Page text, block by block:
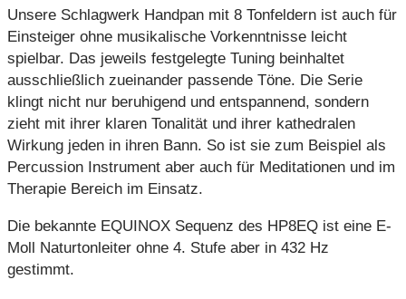
Unsere Schlagwerk Handpan mit 8 Tonfeldern ist auch für
Einsteiger ohne musikalische Vorkenntnisse leicht
spielbar. Das jeweils festgelegte Tuning beinhaltet
ausschließlich zueinander passende Töne. Die Serie
klingt nicht nur beruhigend und entspannend, sondern
zieht mit ihrer klaren Tonalität und ihrer kathedralen
Wirkung jeden in ihren Bann. So ist sie zum Beispiel als
Percussion Instrument aber auch für Meditationen und im
Therapie Bereich im Einsatz.
Die bekannte EQUINOX Sequenz des HP8EQ ist eine E-
Moll Naturtonleiter ohne 4. Stufe aber in 432 Hz
gestimmt.